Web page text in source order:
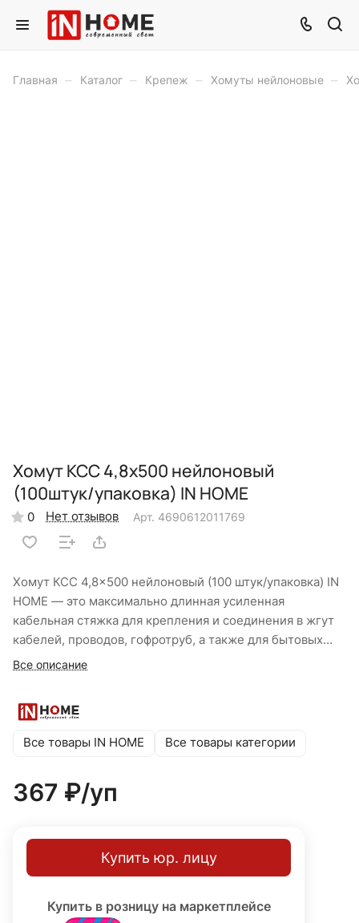
Главная – Каталог – Крепеж – Хомуты нейлоновые –
Хомут КСС 4,8х500 нейлоновый
(100штук/упаковка) IN HOME
0 Нет отзывов Арт. 4690612011769
Хомут КСС 4,8×500 нейлоновый (100 штук/упаковка) IN
HOME — это максимально длинная усиленная
кабельная стяжка для крепления и соединения в жгут
кабелей, проводов, гофротруб, а также для бытовых
нужд. Изготовлен из высокопрочного нейлона
Рабочий диапазон температур: от –40°С до +85°С.
Все описание
Все товары IN HOME Все товары категории
367 ₽/уп
Купить юр. лицу
Купить в розницу на маркетплейсе